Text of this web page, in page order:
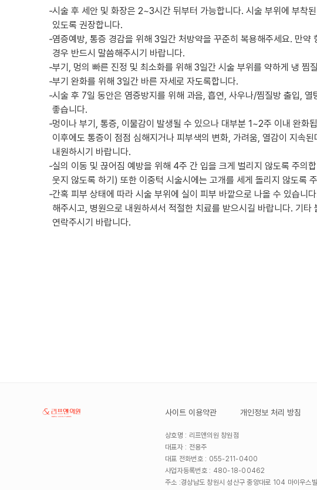
-시술 후 세안 및 화장은 2~3시간 뒤부터 가능합니다. 시술 부위에 부착
있도록 권장합니다.
-염증예방, 통증 경감을 위해 3일간 처방약을 꾸준히 복용해주세요. 만약
경우 반드시 말씀해주시기 바랍니다.
-부기, 멍의 빠른 진정 및 최소화를 위해 3일간 시술 부위를 약하게 냉 찜
-부기 완화를 위해 3일간 바른 자세로 자도록합니다.
-시술 후 7일 동안은 염증방지를 위해 과음, 흡연, 사우나/찜질방 출입, 열
좋습니다.
-멍이나 부기, 통증, 이물감이 발생될 수 있으나 대부분 1~2주 이내 완화
이후에도 통증이 점점 심해지거나 피부색의 변화, 가려움, 열감이 지속
내원하시기 바랍니다.
-실의 이동 및 끊어짐 예방을 위해 4주 간 입을 크게 벌리지 않도록 주의
웃지 않도록 하기) 또한 이중턱 시술시에는 고개를 세게 돌리지 않도록
-간혹 피부 상태에 따라 시술 부위에 실이 피부 바깥으로 나올 수 있습니
해주시고, 병원으로 내원하셔서 적절한 치료를 받으시길 바랍니다. 기타
연락주시기 바랍니다.
사이트 이용약관 개인정보 처리 방침
상호명 : 리프앤의원 창원점
대표자 : 전용주
대표 전화번호 : 055-211-0400
사업자등록번호 : 480-18-00462
주소 :경상남도 창원시 성산구 중앙대로 104 마이우스